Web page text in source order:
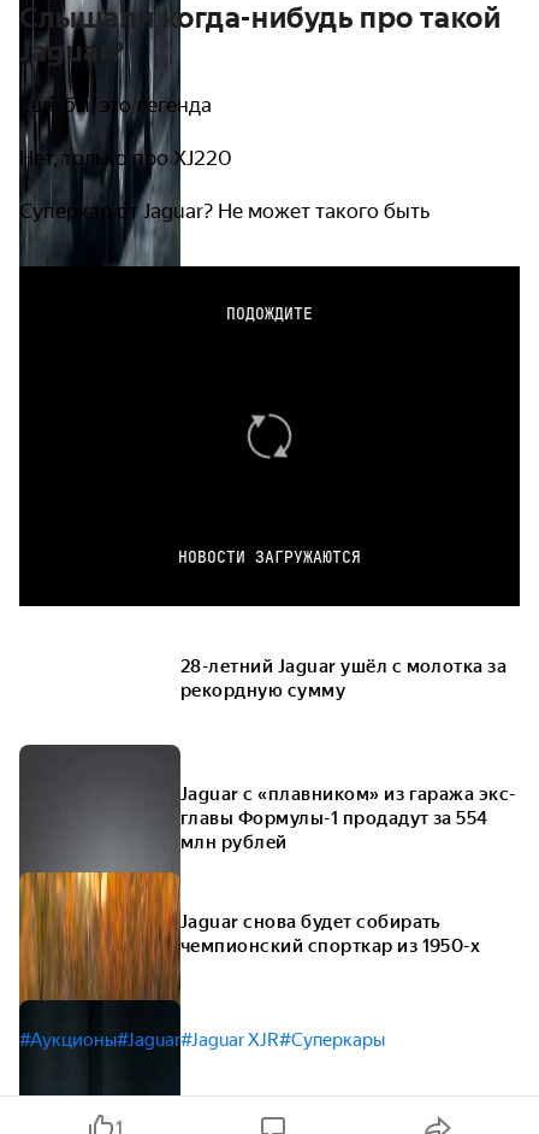
Слышали когда-нибудь про такой
Jaguar?
Ещё бы, это легенда
Нет, только про XJ220
Суперкар от Jaguar? Не может такого быть
ПОДОЖДИТЕ
НОВОСТИ ЗАГРУЖАЮТСЯ
28-летний Jaguar ушёл с молотка за
рекордную сумму
Jaguar c «плавником» из гаража экс-
главы Формулы-1 продадут за 554
млн рублей
Jaguar снова будет собирать
чемпионский спорткар из 1950-х
#Аукционы#Jaguar#Jaguar XJR#Суперкары
1